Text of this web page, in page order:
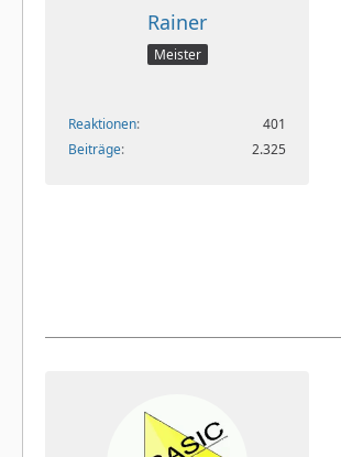
Rainer
Meister
Reaktionen
401
Beiträge
2.325